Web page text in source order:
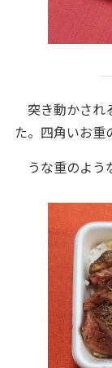
突き動かされ
た。四角いお重
うな重のよう